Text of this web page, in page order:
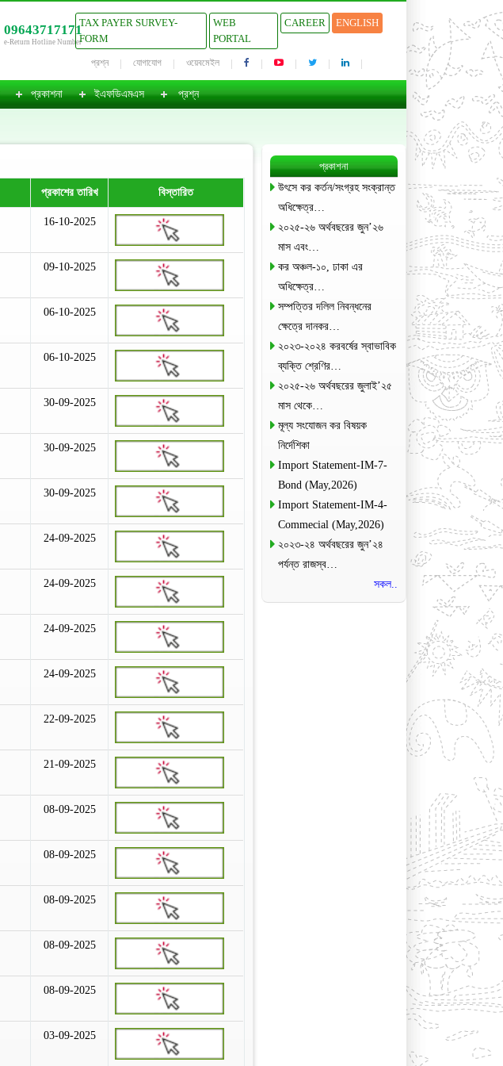
09643717171
e-Return Hotline Number
TAX PAYER SURVEY-
FORM
WEB
PORTAL
CAREER ENGLISH
প্রশ্ন যোগাযোগ ওয়েবমেইল
প্রকাশনা ইএফডিএমএস প্রশ্ন
প্রকাশের তারিখ বিস্তারিত
16-10-2025
09-10-2025
06-10-2025
06-10-2025
30-09-2025
30-09-2025
30-09-2025
24-09-2025
24-09-2025
24-09-2025
24-09-2025
22-09-2025
21-09-2025
08-09-2025
08-09-2025
08-09-2025
08-09-2025
08-09-2025
03-09-2025
প্রকাশনা
উৎসে কর কর্তন/সংগ্রহ সংক্রান্ত
অধিক্ষেত্র…
২০২৫-২৬ অর্থবছরের জুন’২৬
মাস এবং…
কর অঞ্চল-১০, ঢাকা এর
অধিক্ষেত্র…
সম্পত্তির দলিল নিবন্ধনের
ক্ষেত্রে দানকর…
২০২৩-২০২৪ করবর্ষের স্বাভাবিক
ব্যক্তি শ্রেণির…
২০২৫-২৬ অর্থবছরের জুলাই’২৫
মাস থেকে…
মূল্য সংযোজন কর বিষয়ক
নির্দেশিকা
Import Statement-IM-7-
Bond (May,2026)
Import Statement-IM-4-
Commecial (May,2026)
২০২৩-২৪ অর্থবছরের জুন’২৪
পর্যন্ত রাজস্ব…
সকল..